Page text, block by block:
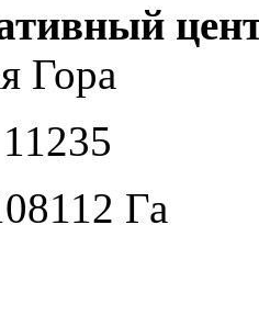
Гора
11235
Га